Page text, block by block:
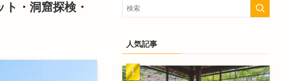
・洞窟探検・
人気記事